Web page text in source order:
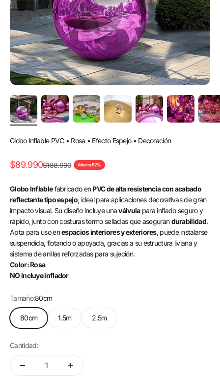
Globo Inflable PVC • Rosa • Efecto Espejo • Decoración
Precio de oferta
$89.990Precio normal
$188.990 Ahorra 52%
Globo Inflablefabricado enPVC de alta resistencia con acabado
reflectante tipo espejo, ideal para aplicaciones decorativas de gran
impacto visual. Su diseño incluye unaválvulapara inflado seguro y
rápido, junto con costuras termo selladas que asegurandurabilidad.
Apta para uso enespacios interiores y exteriores, puede instalarse
suspendida, flotando o apoyada, gracias a su estructura liviana y
sistema de anillas reforzadas para sujeción.
Color: Rosa
NO incluye inflador
Tamaño:80cm
80cm 1.5m 2.5m
Cantidad: